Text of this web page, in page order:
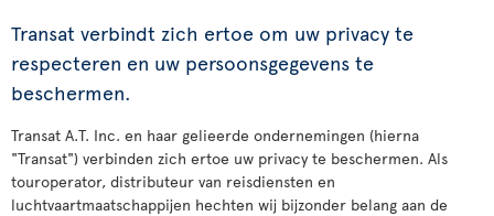
Transat verbindt zich ertoe om uw privacy te
respecteren en uw persoonsgegevens te
beschermen.
Transat A.T. Inc. en haar gelieerde ondernemingen (hierna
"Transat") verbinden zich ertoe uw privacy te beschermen. Als
touroperator, distributeur van reisdiensten en
luchtvaartmaatschappijen hechten wij bijzonder belang aan de